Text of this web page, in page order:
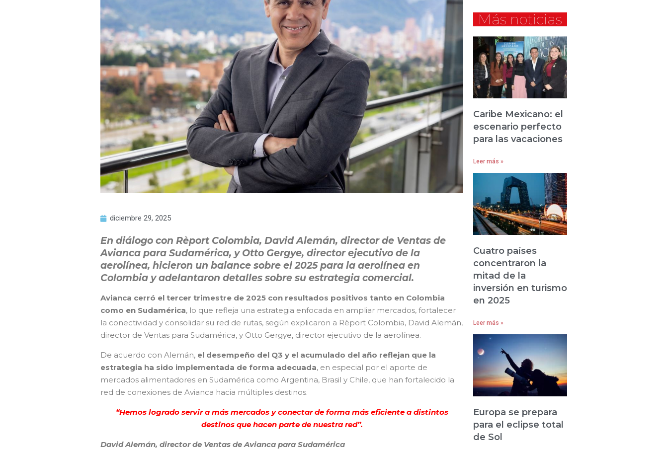
diciembre 29, 2025
En diálogo con Rèport Colombia, David Alemán, director de Ventas de
Avianca para Sudamérica, y Otto Gergye, director ejecutivo de la
aerolínea, hicieron un balance sobre el 2025 para la aerolínea en
Colombia y adelantaron detalles sobre su estrategia comercial.
Avianca cerró el tercer trimestre de 2025 con resultados positivos tanto en Colombia
como en Sudamérica, lo que refleja una estrategia enfocada en ampliar mercados, fortalecer
la conectividad y consolidar su red de rutas, según explicaron a Rèport Colombia, David Alemán,
director de Ventas para Sudamérica, y Otto Gergye, director ejecutivo de la aerolínea.
De acuerdo con Alemán, el desempeño del Q3 y el acumulado del año reflejan que la
estrategia ha sido implementada de forma adecuada, en especial por el aporte de
mercados alimentadores en Sudamérica como Argentina, Brasil y Chile, que han fortalecido la
red de conexiones de Avianca hacia múltiples destinos.
“Hemos logrado servir a más mercados y conectar de forma más eficiente a distintos
destinos que hacen parte de nuestra red”.
David Alemán, director de Ventas de Avianca para Sudamérica
Más noticias
Caribe Mexicano: el
escenario perfecto
para las vacaciones
Leer más »
Cuatro países
concentraron la
mitad de la
inversión en turismo
en 2025
Leer más »
Europa se prepara
para el eclipse total
de Sol